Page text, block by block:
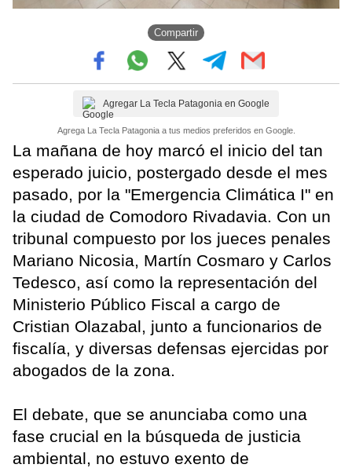
Compartir
Agregar La Tecla Patagonia en Google
Agrega La Tecla Patagonia a tus medios preferidos en Google.
La mañana de hoy marcó el inicio del tan
esperado juicio, postergado desde el mes
pasado, por la "Emergencia Climática I" en
la ciudad de Comodoro Rivadavia. Con un
tribunal compuesto por los jueces penales
Mariano Nicosia, Martín Cosmaro y Carlos
Tedesco, así como la representación del
Ministerio Público Fiscal a cargo de
Cristian Olazabal, junto a funcionarios de
fiscalía, y diversas defensas ejercidas por
abogados de la zona.
El debate, que se anunciaba como una
fase crucial en la búsqueda de justicia
ambiental, no estuvo exento de